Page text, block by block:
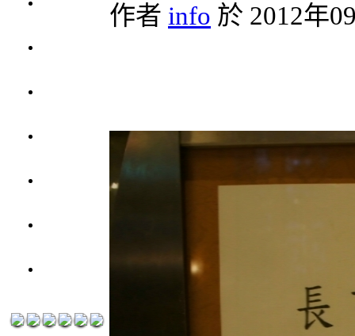
作者 info 於 2012年